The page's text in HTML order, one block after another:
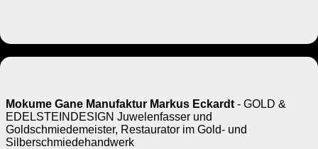
Mokume Gane Manufaktur Markus Eckardt - GOLD &
EDELSTEINDESIGN Juwelenfasser und
Goldschmiedemeister, Restaurator im Gold- und
Silberschmiedehandwerk